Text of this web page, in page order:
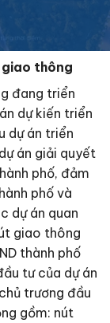
thông
đang triển
dự kiến triển
dự án triển
án giải quyết
phố, đảm
phố và
dự án quan
giao thông
thành phố
tư của dự án
trương đầu
gồm: nút